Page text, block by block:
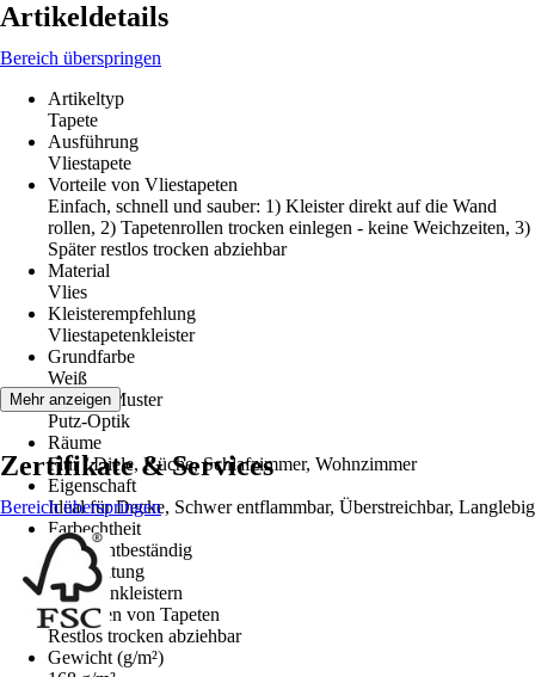
Artikeldetails
Bereich überspringen
Artikeltyp
Tapete
Ausführung
Vliestapete
Vorteile von Vliestapeten
Einfach, schnell und sauber: 1) Kleister direkt auf die Wand
rollen, 2) Tapetenrollen trocken einlegen - keine Weichzeiten, 3)
Später restlos trocken abziehbar
Material
Vlies
Kleisterempfehlung
Vliestapetenkleister
Grundfarbe
Weiß
Dekor / Muster
Putz-Optik
Räume
Flur / Diele, Küche, Schlafzimmer, Wohnzimmer
Eigenschaft
Ideal für Decke, Schwer entflammbar, Überstreichbar, Langlebig
Farbechtheit
Gut Lichtbeständig
Verarbeitung
Wand einkleistern
Entfernen von Tapeten
Restlos trocken abziehbar
Gewicht (g/m²)
Mehr anzeigen
Zertifikate & Services
Bereich überspringen